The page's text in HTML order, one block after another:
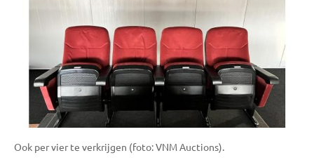
Ook per vier te verkrijgen (foto: VNM Auctions).